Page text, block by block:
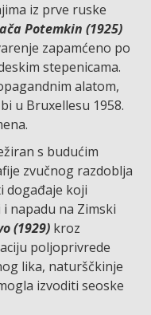
iz prve ruske
Potemkin (1925)
zapamćeno po
stepenicama.
alatom,
u Bruxellesu 1958.
s budućim
zvučnog razdoblja
događaje koji
napadu na Zimski
(1929)kroz
poljoprivrede
lika, naturščkinje
izvoditi seoske